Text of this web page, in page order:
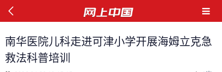
南华医院儿科走进可津小学开展海姆立克急
救法科普培训